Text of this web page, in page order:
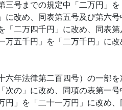
三号までの規定中「二万円」
改め、同表第五号及び第六号
「二万四千円」に改め、同表
万五千円」を「二万千円」に
年法律第二百四号）の一部を
次の」に改め、同項の表第一
円」を「二十一万円」に改め